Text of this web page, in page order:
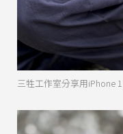
三牲工作室分享用iPhone